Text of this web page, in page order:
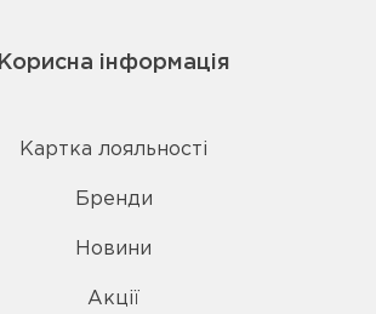
Корисна інформація
Картка лояльності
Бренди
Новини
Акції